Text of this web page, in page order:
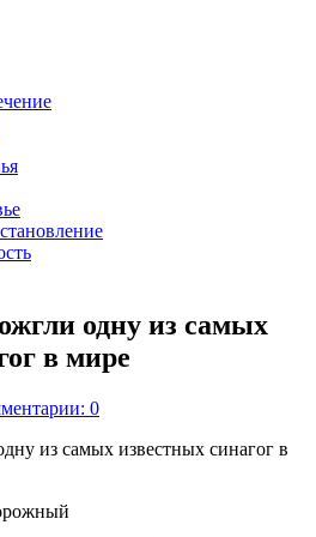
одну из самых
в мире
0